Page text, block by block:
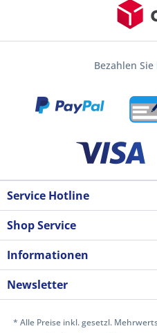
Bezahlen
Service Hotline
Shop Service
Informationen
Newsletter
* Alle Preise inkl. gesetzl.